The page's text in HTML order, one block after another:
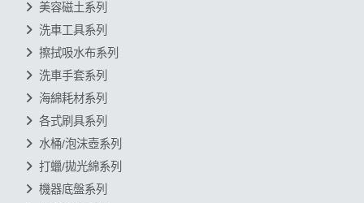
美容磁土系列
洗車工具系列
擦拭吸水布系列
洗車手套系列
海綿耗材系列
各式刷具系列
水桶/泡沫壺系列
打蠟/拋光綿系列
機器底盤系列